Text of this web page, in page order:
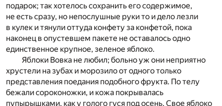
подарок; так хотелось сохранить его содержимое,
не есть сразу, но непослушные руки то и дело лезли
в кулек и тянули оттуда конфету за конфетой, пока
наконец в опустевшем пакете не оставалось одно
единственное крупное, зеленое яблоко.
Яблоки Вовка не любил; больно уж они неприятно
хрустели на зубах и морозило от одного только
представления поедания подобного фрукта. По телу
бежали сороконожки, и кожа покрывалась
пупырышками, как у голого гуся под осень. Свое яблоко